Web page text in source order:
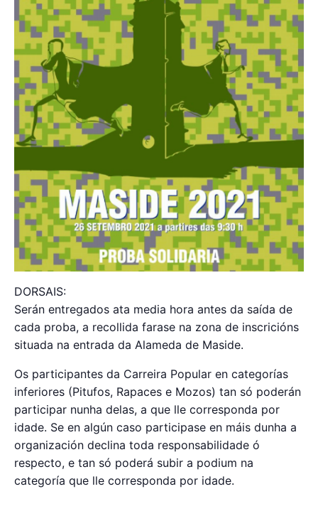
DORSAIS:
Serán entregados ata media hora antes da saída de
cada proba, a recollida farase na zona de inscricións
situada na entrada da Alameda de Maside.
Os participantes da Carreira Popular en categorías
inferiores (Pitufos, Rapaces e Mozos) tan só poderán
participar nunha delas, a que lle corresponda por
idade. Se en algún caso participase en máis dunha a
organización declina toda responsabilidade ó
respecto, e tan só poderá subir a podium na
categoría que lle corresponda por idade.